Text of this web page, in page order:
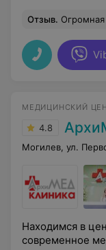
Отзыв. Огромная
МЕДИЦИНСКИЙ
4.8
Могилев, ул.
Находимся в
современное